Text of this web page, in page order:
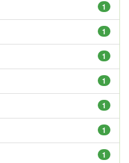
1
1
1
1
1
1
1